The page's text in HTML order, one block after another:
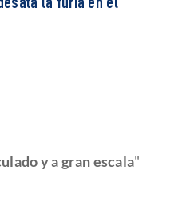
la furia en el
y a gran escala"